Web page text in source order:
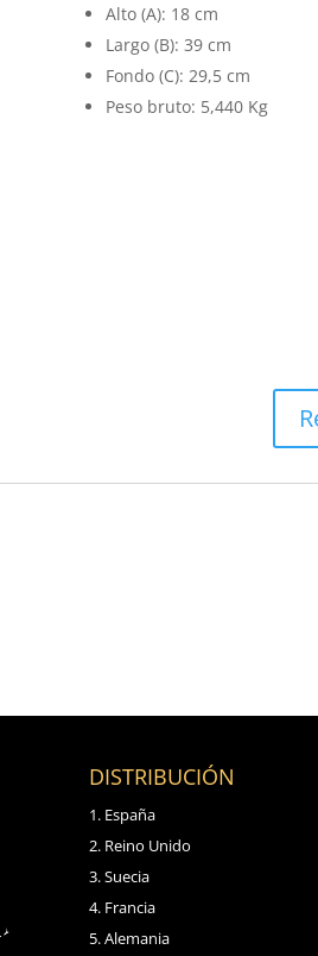
Alto (A): 18 cm
Largo (B): 39 cm
Fondo (C): 29,5 cm
Peso bruto: 5,440 Kg
DISTRIBUCIÓN
España
Reino Unido
Suecia
Francia
Alemania